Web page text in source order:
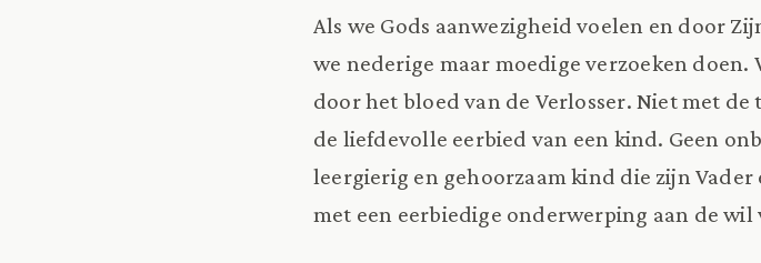
Als we Gods aanwezigheid voelen en door
we nederige maar moedige verzoeken
door het bloed van de Verlosser. Niet met
de liefdevolle eerbied van een kind. Geen
leergierig en gehoorzaam kind die zijn
met een eerbiedige onderwerping aan de wil